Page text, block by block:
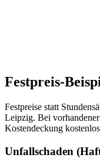
Festpreis-
Festpreise statt
Leipzig. Bei
Kostendeckung
Unfallschaden